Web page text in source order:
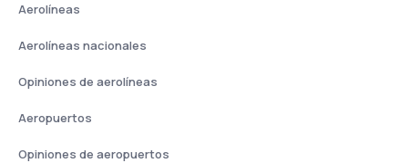
Aerolíneas
Aerolíneas nacionales
Opiniones de aerolíneas
Aeropuertos
Opiniones de aeropuertos